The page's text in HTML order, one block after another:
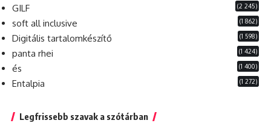
GILF (2 245)
soft all inclusive (1 862)
Digitális tartalomkészítő (1 598)
panta rhei (1 424)
és (1 400)
Entalpia (1 272)
Legfrissebb szavak a szótárban